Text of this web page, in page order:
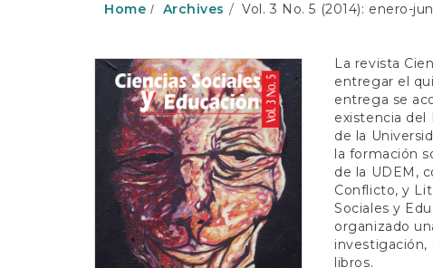
Home Archives Vol. 3 No. 5 (2014): enero-
La revista
entregar el
entrega se
existencia del
de la
la formación
de la UDEM,
Conflicto, y
Sociales y
organizado
investigación,
libros.